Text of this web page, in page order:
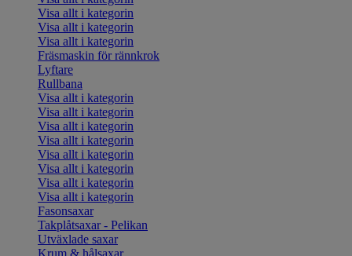
Visa allt i kategorin
Visa allt i kategorin
Visa allt i kategorin
Fräsmaskin för rännkrok
Lyftare
Rullbana
Visa allt i kategorin
Visa allt i kategorin
Visa allt i kategorin
Visa allt i kategorin
Visa allt i kategorin
Visa allt i kategorin
Visa allt i kategorin
Visa allt i kategorin
Fasonsaxar
Takplåtsaxar - Pelikan
Utväxlade saxar
Krum & hålsaxar